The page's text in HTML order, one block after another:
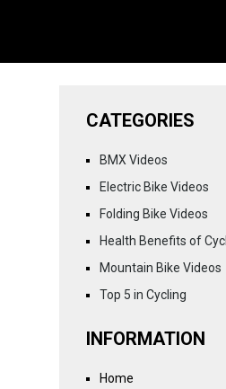
CATEGORIES
BMX Videos
Electric Bike Videos
Folding Bike Videos
Health Benefits of
Mountain Bike Videos
Top 5 in Cycling
INFORMATION
Home